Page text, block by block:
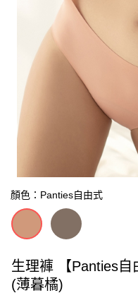
顏色：Panties自由式
生理褲 【Panties
(薄暮橘)